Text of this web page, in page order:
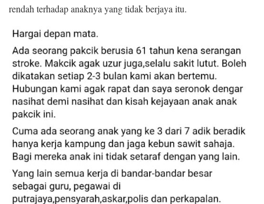
rendah terhadap anaknya yang tidak berjaya itu.